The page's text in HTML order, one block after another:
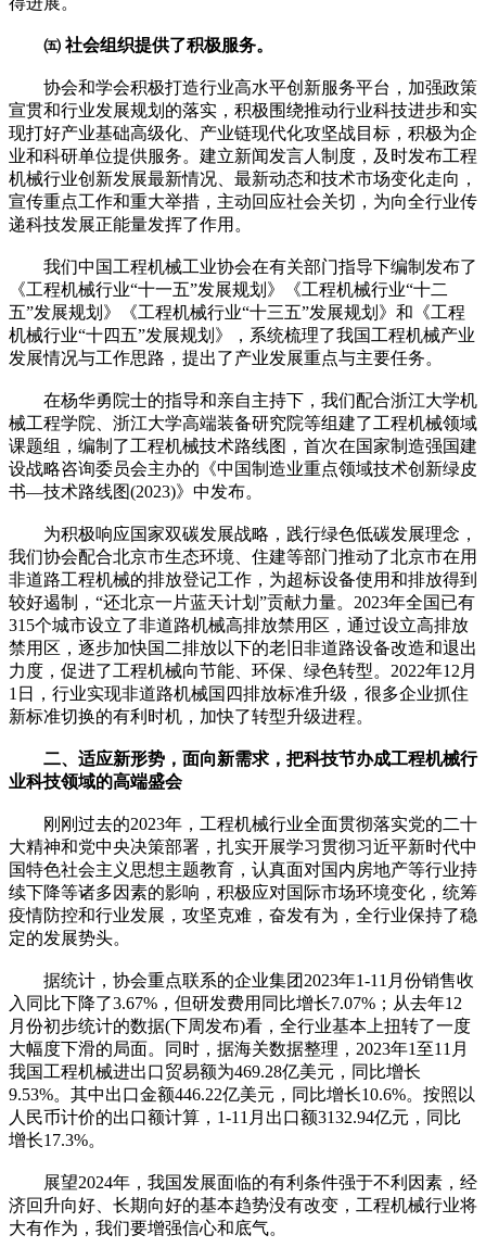
㈤ 社会组织提供了积极服务。
协会和学会积极打造行业高水平创新服务平台，加强政策
宣贯和行业发展规划的落实，积极围绕推动行业科技进步和实
现打好产业基础高级化、产业链现代化攻坚战目标，积极为企
业和科研单位提供服务。建立新闻发言人制度，及时发布工程
机械行业创新发展最新情况、最新动态和技术市场变化走向，
宣传重点工作和重大举措，主动回应社会关切，为向全行业传
递科技发展正能量发挥了作用。
我们中国工程机械工业协会在有关部门指导下编制发布了
《工程机械行业“十一五”发展规划》《工程机械行业“十二
五”发展规划》《工程机械行业“十三五”发展规划》和《工程
机械行业“十四五”发展规划》，系统梳理了我国工程机械产业
发展情况与工作思路，提出了产业发展重点与主要任务。
在杨华勇院士的指导和亲自主持下，我们配合浙江大学机
械工程学院、浙江大学高端装备研究院等组建了工程机械领域
课题组，编制了工程机械技术路线图，首次在国家制造强国建
设战略咨询委员会主办的《中国制造业重点领域技术创新绿皮
书—技术路线图(2023)》中发布。
为积极响应国家双碳发展战略，践行绿色低碳发展理念，
我们协会配合北京市生态环境、住建等部门推动了北京市在用
非道路工程机械的排放登记工作，为超标设备使用和排放得到
较好遏制，“还北京一片蓝天计划”贡献力量。2023年全国已有
315个城市设立了非道路机械高排放禁用区，通过设立高排放
禁用区，逐步加快国二排放以下的老旧非道路设备改造和退出
力度，促进了工程机械向节能、环保、绿色转型。2022年12月
1日，行业实现非道路机械国四排放标准升级，很多企业抓住
新标准切换的有利时机，加快了转型升级进程。
二、适应新形势，面向新需求，把科技节办成工程机械行
业科技领域的高端盛会
刚刚过去的2023年，工程机械行业全面贯彻落实党的二十
大精神和党中央决策部署，扎实开展学习贯彻习近平新时代中
国特色社会主义思想主题教育，认真面对国内房地产等行业持
续下降等诸多因素的影响，积极应对国际市场环境变化，统筹
疫情防控和行业发展，攻坚克难，奋发有为，全行业保持了稳
定的发展势头。
据统计，协会重点联系的企业集团2023年1-11月份销售收
入同比下降了3.67%，但研发费用同比增长7.07%；从去年12
月份初步统计的数据(下周发布)看，全行业基本上扭转了一度
大幅度下滑的局面。同时，据海关数据整理，2023年1至11月
我国工程机械进出口贸易额为469.28亿美元，同比增长
9.53%。其中出口金额446.22亿美元，同比增长10.6%。按照以
人民币计价的出口额计算，1-11月出口额3132.94亿元，同比
增长17.3%。
展望2024年，我国发展面临的有利条件强于不利因素，经
济回升向好、长期向好的基本趋势没有改变，工程机械行业将
大有作为，我们要增强信心和底气。